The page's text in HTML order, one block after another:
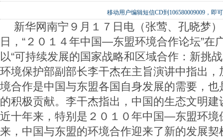
移动用户编辑短信CD到106580009009，即
新华网南宁９月１７日电（张莺、孔晓梦
日，“２０１４年中国—东盟环境合作论坛”在
以“可持续发展的国家战略和区域合作：新挑
环境保护部副部长李干杰在主旨演讲中指出
境合作是中国与东盟各国自身发展的需要，
的积极贡献。李干杰指出，中国的生态文明
近十年来，特别是２０１０年中国—东盟环境
来，中国与东盟的环境合作迎来了新的发展